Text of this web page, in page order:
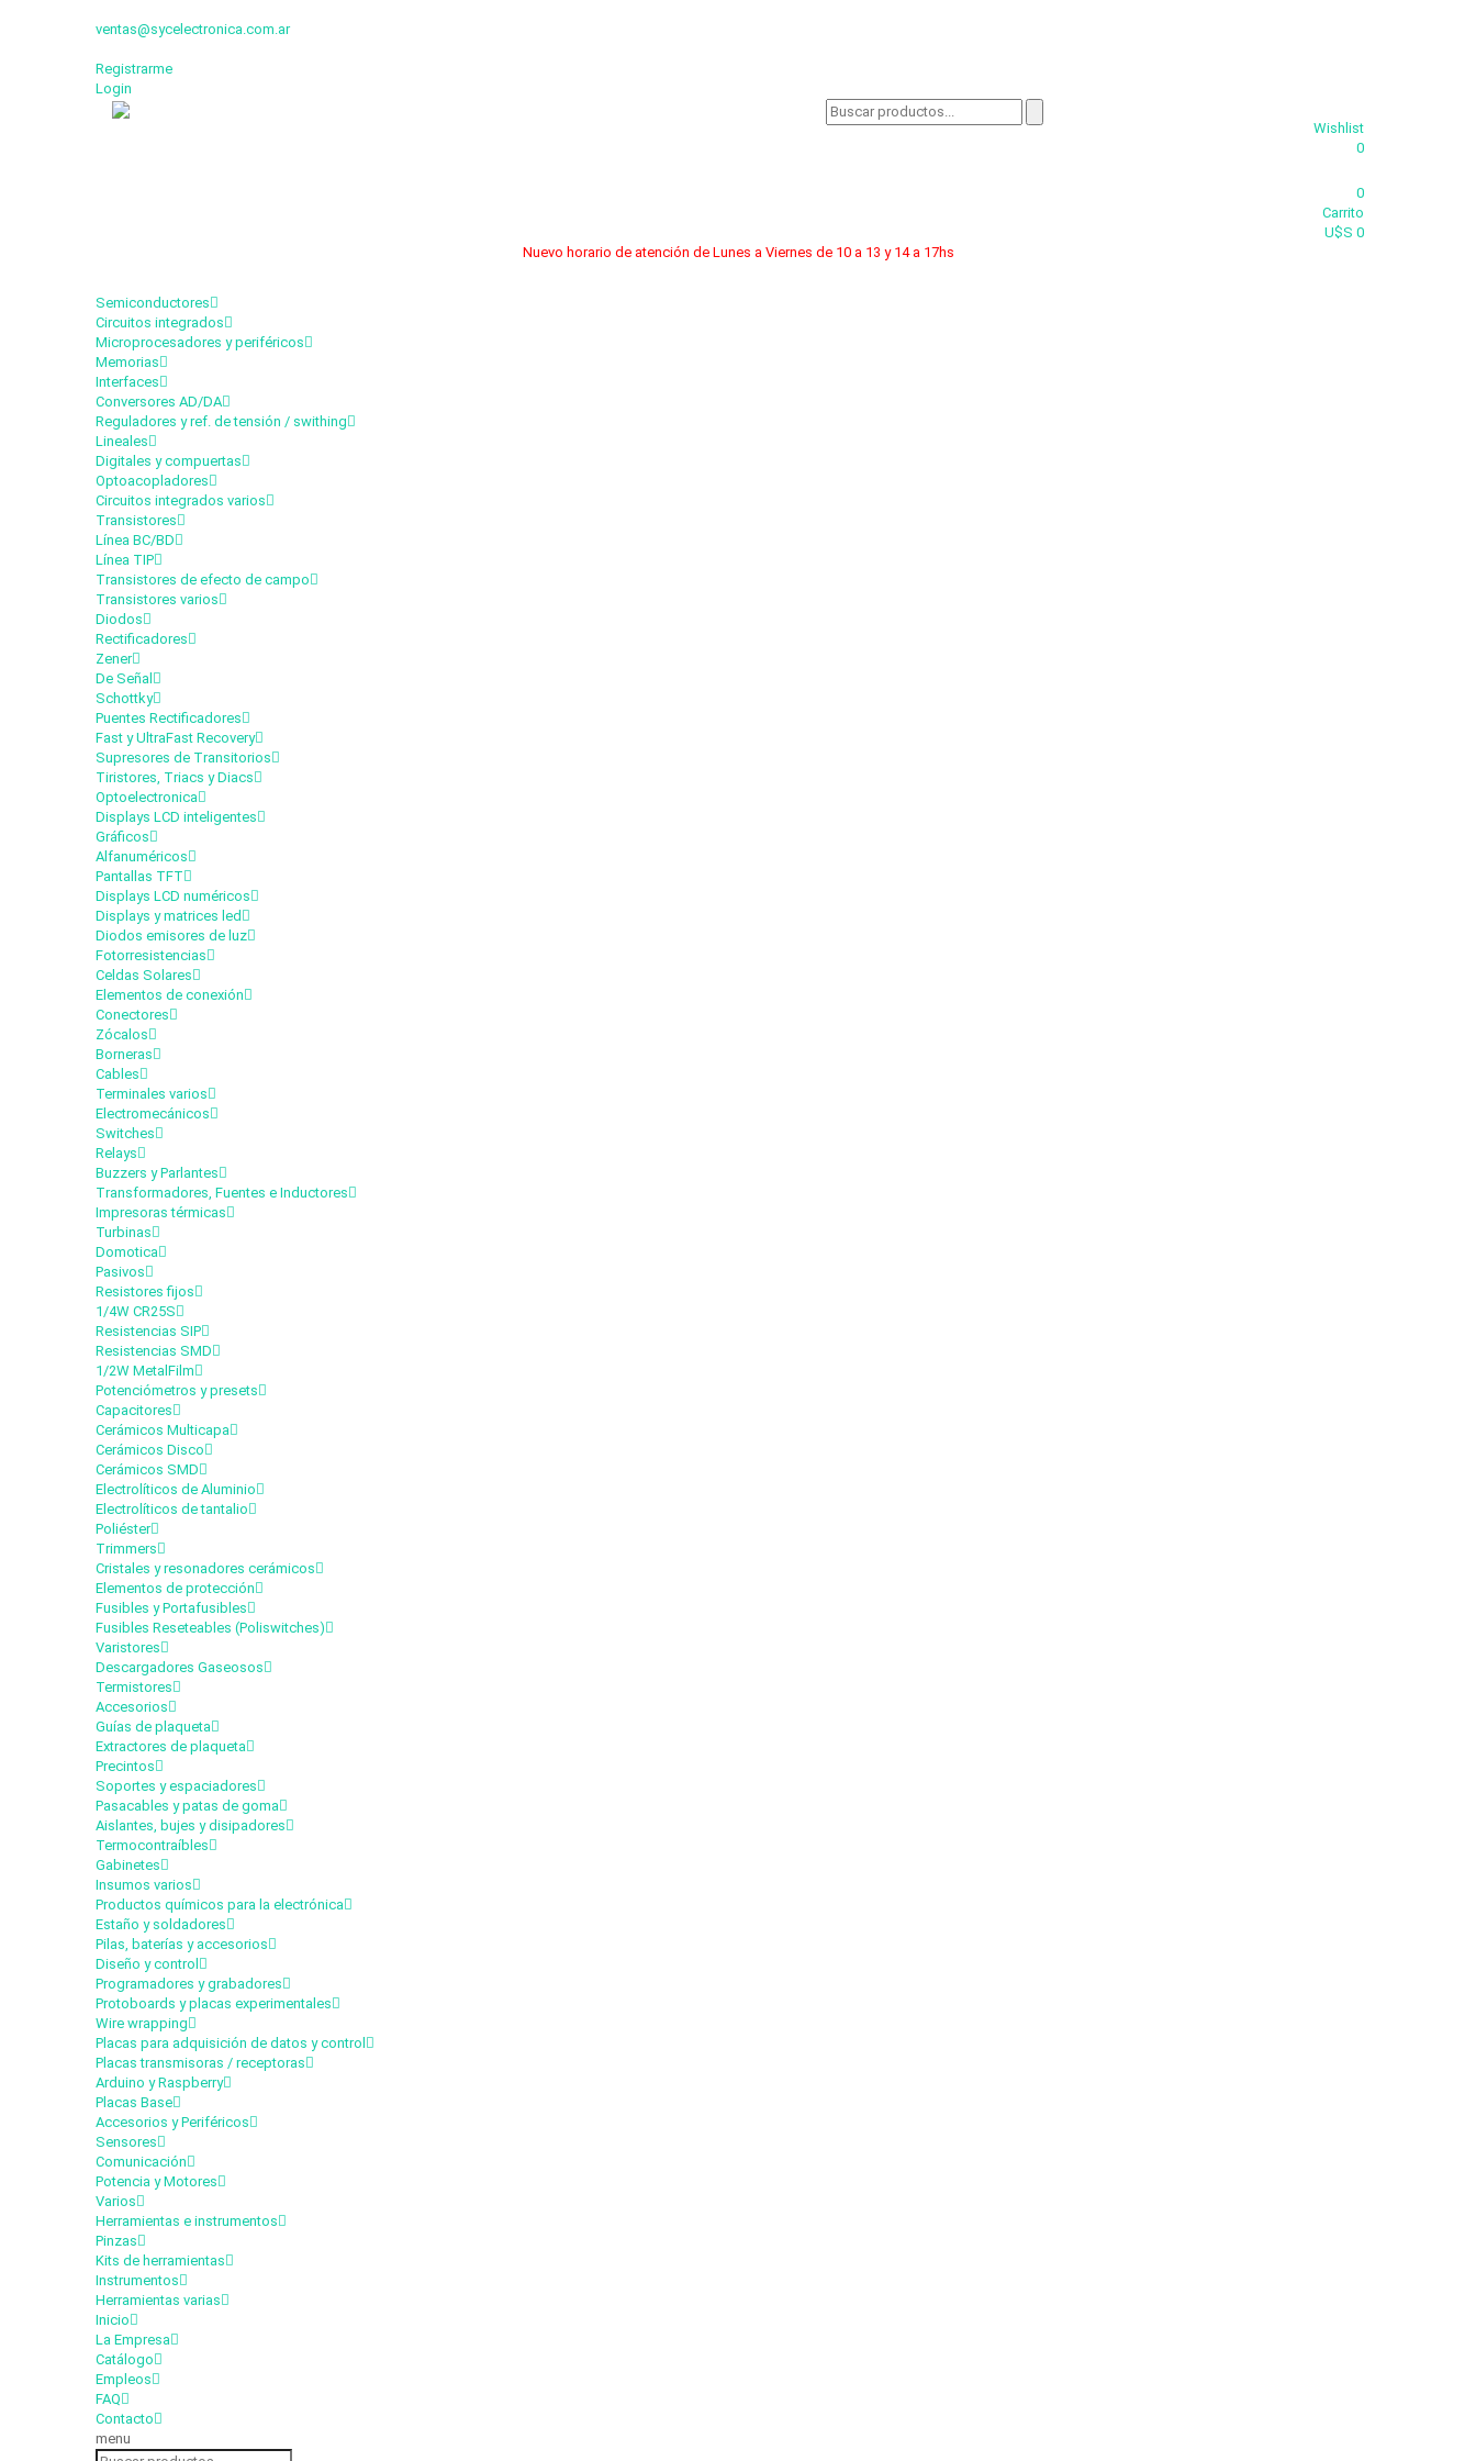
ventas@sycelectronica.com.ar
Registrarme
Login
Wishlist
0
0
Carrito
U$S 0
Nuevo horario de atención de Lunes a Viernes de 10 a 13 y 14 a 17hs
Semiconductores
Circuitos integrados
Microprocesadores y periféricos
Memorias
Interfaces
Conversores AD/DA
Reguladores y ref. de tensión / swithing
Lineales
Digitales y compuertas
Optoacopladores
Circuitos integrados varios
Transistores
Línea BC/BD
Línea TIP
Transistores de efecto de campo
Transistores varios
Diodos
Rectificadores
Zener
De Señal
Schottky
Puentes Rectificadores
Fast y UltraFast Recovery
Supresores de Transitorios
Tiristores, Triacs y Diacs
Optoelectronica
Displays LCD inteligentes
Gráficos
Alfanuméricos
Pantallas TFT
Displays LCD numéricos
Displays y matrices led
Diodos emisores de luz
Fotorresistencias
Celdas Solares
Elementos de conexión
Conectores
Zócalos
Borneras
Cables
Terminales varios
Electromecánicos
Switches
Relays
Buzzers y Parlantes
Transformadores, Fuentes e Inductores
Impresoras térmicas
Turbinas
Domotica
Pasivos
Resistores fijos
1/4W CR25S
Resistencias SIP
Resistencias SMD
1/2W MetalFilm
Potenciómetros y presets
Capacitores
Cerámicos Multicapa
Cerámicos Disco
Cerámicos SMD
Electrolíticos de Aluminio
Electrolíticos de tantalio
Poliéster
Trimmers
Cristales y resonadores cerámicos
Elementos de protección
Fusibles y Portafusibles
Fusibles Reseteables (Poliswitches)
Varistores
Descargadores Gaseosos
Termistores
Accesorios
Guías de plaqueta
Extractores de plaqueta
Precintos
Soportes y espaciadores
Pasacables y patas de goma
Aislantes, bujes y disipadores
Termocontraíbles
Gabinetes
Insumos varios
Productos químicos para la electrónica
Estaño y soldadores
Pilas, baterías y accesorios
Diseño y control
Programadores y grabadores
Protoboards y placas experimentales
Wire wrapping
Placas para adquisición de datos y control
Placas transmisoras / receptoras
Arduino y Raspberry
Placas Base
Accesorios y Periféricos
Sensores
Comunicación
Potencia y Motores
Varios
Herramientas e instrumentos
Pinzas
Kits de herramientas
Instrumentos
Herramientas varias
Inicio
La Empresa
Catálogo
Empleos
FAQ
Contacto
menu